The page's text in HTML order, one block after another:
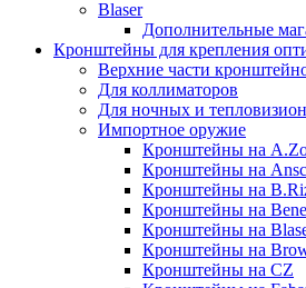
Blaser
Дополнительные
Кронштейны для крепления
Верхние части
Для коллиматоров
Для ночных и
Импортное оружие
Кронштейны на
Кронштейны на
Кронштейны на
Кронштейны на
Кронштейны на
Кронштейны на
Кронштейны на CZ